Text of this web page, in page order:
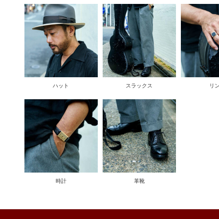
ハット スラックス リ
時計 革靴